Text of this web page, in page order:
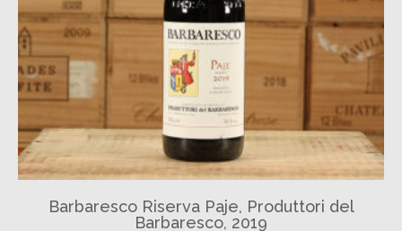
Barbaresco Riserva Paje, Produttori del
Barbaresco, 2019